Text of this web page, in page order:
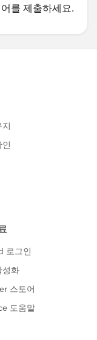
를 제출하세요.